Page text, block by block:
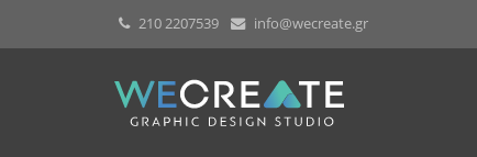
210 2207539 info@wecreate.gr